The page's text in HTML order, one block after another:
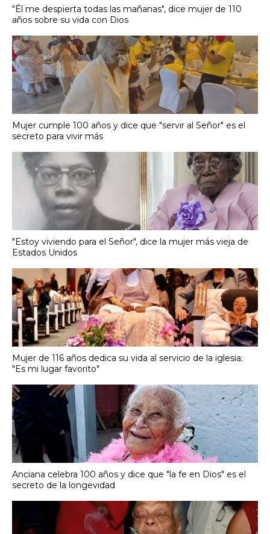
"Él me despierta todas las mañanas", dice mujer de 110
años sobre su vida con Dios
Mujer cumple 100 años y dice que "servir al Señor" es el
secreto para vivir más
"Estoy viviendo para el Señor", dice la mujer más vieja de
Estados Unidos
Mujer de 116 años dedica su vida al servicio de la iglesia:
"Es mi lugar favorito"
Anciana celebra 100 años y dice que "la fe en Dios" es el
secreto de la longevidad